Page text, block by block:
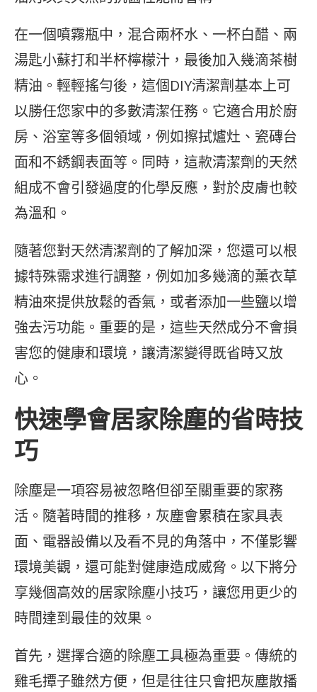
在一個噴霧瓶中，混合兩杯水、一杯白醋、兩
湯匙小蘇打和半杯檸檬汁，最後加入幾滴茶樹
精油。輕輕搖勻後，這個DIY清潔劑基本上可
以勝任您家中的多數清潔任務。它適合用於廚
房、浴室等多個領域，例如擦拭爐灶、瓷磚台
面和不銹鋼表面等。同時，這款清潔劑的天然
組成不會引發過度的化學反應，對於皮膚也較
為溫和。
隨著您對天然清潔劑的了解加深，您還可以根
據特殊需求進行調整，例如加多幾滴的薰衣草
精油來提供放鬆的香氣，或者添加一些鹽以增
強去污功能。重要的是，這些天然成分不會損
害您的健康和環境，讓清潔變得既省時又放
心。
快速學會居家除塵的省時技
巧
除塵是一項容易被忽略但卻至關重要的家務
活。隨著時間的推移，灰塵會累積在家具表
面、電器設備以及看不見的角落中，不僅影響
環境美觀，還可能對健康造成威脅。以下將分
享幾個高效的居家除塵小技巧，讓您用更少的
時間達到最佳的效果。
首先，選擇合適的除塵工具極為重要。傳統的
雞毛撢子雖然方便，但是往往只會把灰塵散播